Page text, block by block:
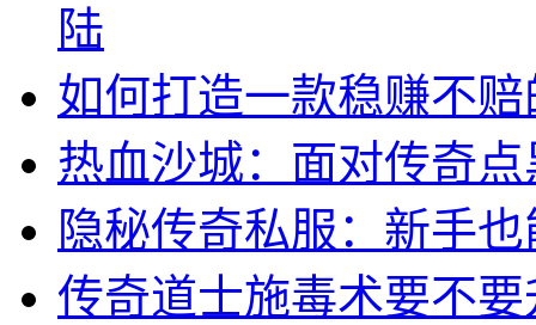
陆
如何打造一款稳赚不
热血沙城：面对传奇
隐秘传奇私服：新手
传奇道士施毒术要不要